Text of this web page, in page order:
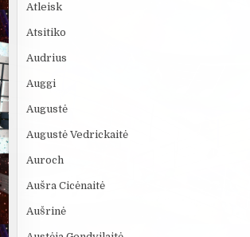
Atleisk
Atsitiko
Audrius
Auggi
Augustė
Augustė Vedrickaitė
Auroch
Aušra Cicėnaitė
Aušrinė